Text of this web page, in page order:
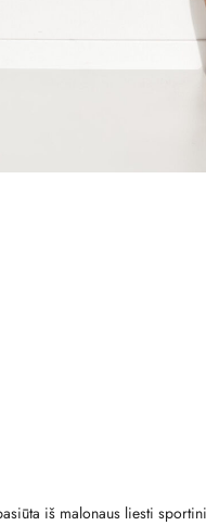
iš malonaus liesti